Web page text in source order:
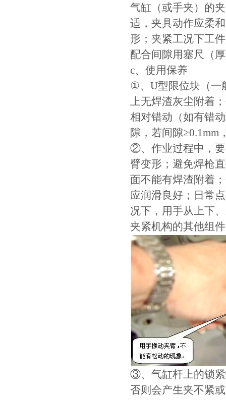
气缸（或手夹）的
适，夹具动作应柔
形；夹紧工况下工
配合间隙用塞尺（
c、使用保养
①、U型限位块（一
上无焊渣灰尘附着
相对错动（如有错
隙，若间隙≥0.1mm
②、作业过程中，
臂变形；避免焊枪
面不能有焊渣附着
应润滑良好；日常
况下，用手从上下
夹紧机构的其他组
③、气缸杆上的锁
否则会产生夹不紧